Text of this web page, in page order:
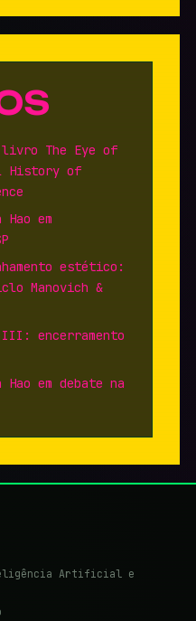
The Eye of
History of
em
estético:
Manovich &
encerramento
em debate na
Artificial e